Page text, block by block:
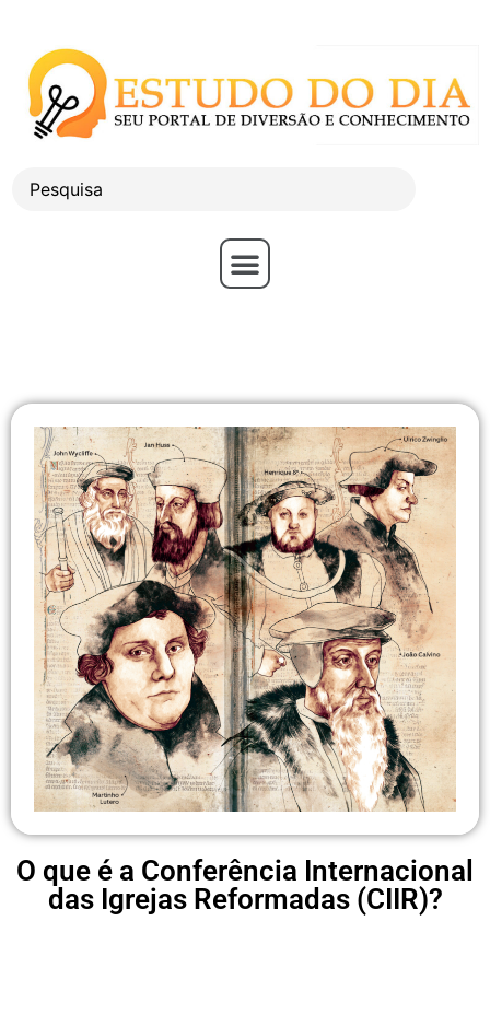
O que é a Conferência Internacional
das Igrejas Reformadas (CIIR)?